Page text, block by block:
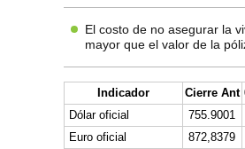
El costo de no asegurar la
mayor que el valor de la
Indicador Cierre Ant
Dólar oficial
755.9001
Euro oficial
872,8379